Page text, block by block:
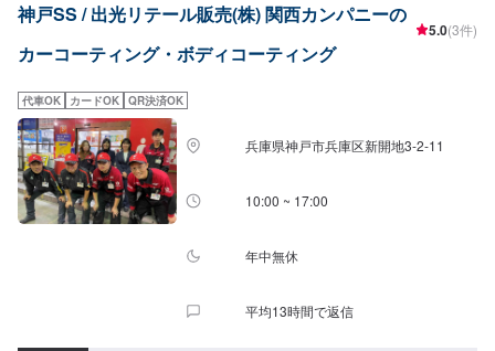
度の場合）ザラついた鉄粉を取り除きます。⚪︎施工価格（車サイズ）2,750円
（SSサイズ）2,970円（Sサイズ）3,310円（Mサイズ）3,620円（Lサイズ）
4,180円（LLサイズ）4,730円（XLサイズ）◉ピッチ除去（作業時間：15
ドメニュー＞＞◉樹脂フェンダーキーパー（作業時間：50分〜）無塗装樹脂パ
ーツをコートし色あせを防ぎ汚れから守ります。12,200円車種によって値段
が変わります。◉ホイールクリーニング（作業時間：10分〜）2,200円◉ホイ
ールコーティング分厚いガラス被膜でホイールをしっかり守ります。【シン
グル】（作業時間：50分〜）分厚い1層のガラス被膜10,400円（〜15イン
チ）11,800円（16〜19インチ）13,900円（20インチ〜）【ダブル】（作業
時間：2時間〜）分厚い2層のガラス被膜15,500円（〜15インチ）17,600円
す。◉エンジンルームクリーン&プロテクト（作業時間：30分〜）エンジンル
半永久※要メンテナンス）52,250円(SSサイズ)52,250円(Sサイズ)62,700円(M
サイズ)73,150円(Lサイズ)83,600円(LLサイズ)[対応可能KeePerメニュー]○ク
リスタルキーパー（参考価格）15,770円(SSサイズ)17,670円(Sサイ
ドキーパー（参考価格）65,360円(SSサイズ)72,295円(Sサイズ)79,230円(M
サイズ)84,360円(Lサイズ)93,100円(LLサイズ)
神戸SS / 出光リテール販売(株) 関西カンパニーの
カーコーティング・ボディコーティング
5.0(3件)
代車OK カードOK QR決済OK
兵庫県神戸市兵庫区新開地3-2-11
10:00 ~ 17:00
年中無休
平均13時間で返信